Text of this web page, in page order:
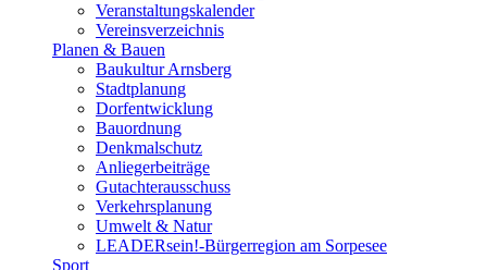
Veranstaltungskalender
Vereinsverzeichnis
Planen & Bauen
Baukultur Arnsberg
Stadtplanung
Dorfentwicklung
Bauordnung
Denkmalschutz
Anliegerbeiträge
Gutachterausschuss
Verkehrsplanung
Umwelt & Natur
LEADERsein!-Bürgerregion am Sorpesee
Sport